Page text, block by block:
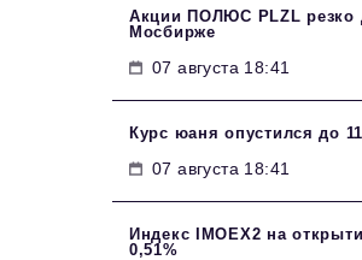
Акции ПОЛЮС PLZL резко
Мосбирже
07 августа 18:41
Курс юаня опустился до
07 августа 18:41
Индекс IMOEX2 на
0,51%